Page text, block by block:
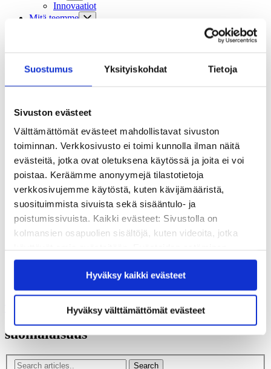
Suostumus Yksityiskohdat Tietoja
Sivuston evästeet
Välttämättömät evästeet mahdollistavat sivuston
toiminnan. Verkkosivusto ei toimi kunnolla ilman näitä
evästeitä, jotka ovat oletuksena käytössä ja joita ei voi
poistaa. Keräämme anonyymejä tilastotietoja
verkkosivujemme käytöstä, kuten kävijämääristä,
suosituimmista sivuista sekä sisääntulo- ja
poistumissivuista. Kaikki evästeet: Sivustolla on
kolmansien osapuolien sisältöjä, kuten videoita, jotka
saattaa estää näiden sisältöjen näkymisen.
Hyväksymällä kaikki evästeet varmistat, että kaikki
sisältö on käytettävissäsi.
Hyväksy kaikki evästeet
Hyväksy välttämättömät evästeet
Innovaatiot
Mitä teemme
Sivistysviikko
Sivistyksen pelottomat -blogi
Oppiminen
Tapahtumat
Tilauskurssit
Säätiö
Säännöt
Vuosikertomukset
Historia
Sivistyspalkinto
Töihin meille?
Turvallisemman tilan periaatteet
Yhteystiedot
Kvs-säätiön verkkokauppa
Yhteystiedot
suomalaisuus